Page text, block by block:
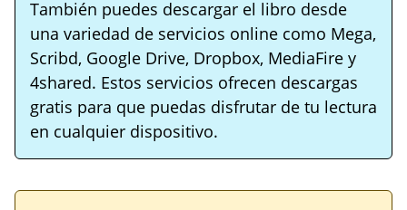
También puedes descargar el libro desde
una variedad de servicios online como Mega,
Scribd, Google Drive, Dropbox, MediaFire y
4shared. Estos servicios ofrecen descargas
gratis para que puedas disfrutar de tu lectura
en cualquier dispositivo.